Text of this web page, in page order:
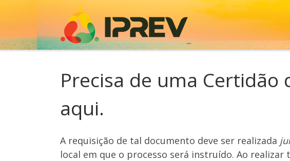
Skip to content
Precisa de uma Certidão
aqui.
A requisição de tal documento deve ser realizada
local em que o processo será instruído. Ao